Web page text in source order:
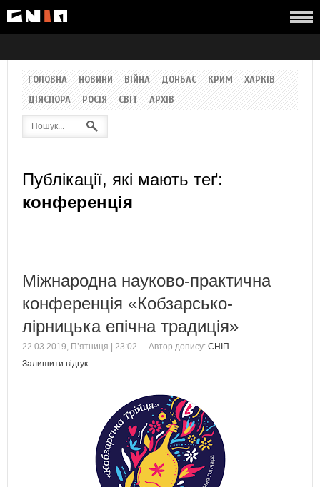
ГОЛОВНА НОВИНИ ВІЙНА ДОНБАС КРИМ
ХАРКІВ
ДІЯСПОРА
РОСІЯ СВІТ АРХІВ
Публікації, які мають теґ:
конференція
Міжнародна науково-практична
конференція «Кобзарсько-
лірницька епічна традиція»
22.03.2019, П’ятниця | 23:02 Автор допису: СНІП
Залишити відгук